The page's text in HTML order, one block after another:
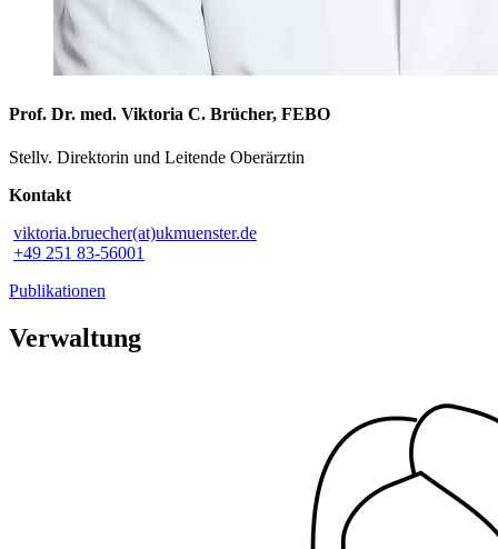
Prof. Dr. med. Viktoria C. Brücher, FEBO
Stellv. Direktorin und Leitende Oberärztin
Kontakt
viktoria.bruecher(at)ukmuenster.de
+49 251 83-56001
Publikationen
Verwaltung